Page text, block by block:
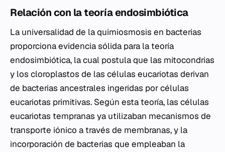
Relación con la teoría endosimbiótica
La universalidad de la quimiosmosis en bacterias
proporciona evidencia sólida para la teoría
endosimbiótica, la cual postula que las mitocondrias
y los cloroplastos de las células eucariotas derivan
de bacterias ancestrales ingeridas por células
eucariotas primitivas. Según esta teoría, las células
eucariotas tempranas ya utilizaban mecanismos de
transporte iónico a través de membranas, y la
incorporación de bacterias que empleaban la